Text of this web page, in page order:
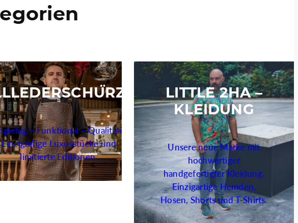
– Funktional – Qualitativ.
Einzigartige Luxusstücke und
limitierte Editionen.
LITTLE 2HA –
KLEIDUNG
Unsere neue Marke mit
hochwertiger
handgefertigter Kleidung.
Einzigartige Hemden,
Hosen, Shorts und T-Shirts.